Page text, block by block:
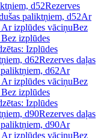
d52Rezerves
paliktņiem, d52Ar
Ar izplūdes vāciņuBez
Bez izplūdes
Izplūdes
d62Rezerves daļas
d62Ar
Ar izplūdes vāciņuBez
Bez izplūdes
Izplūdes
d90Rezerves daļas
d90Ar
Ar izplūdes vāciņuBez